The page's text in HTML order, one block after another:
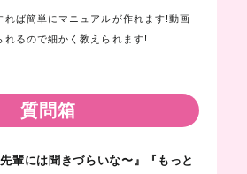
れば簡単にマニュアルが作れます!動画
れるので細かく教えられます!
質問箱
先輩には聞きづらいな〜』『もっと